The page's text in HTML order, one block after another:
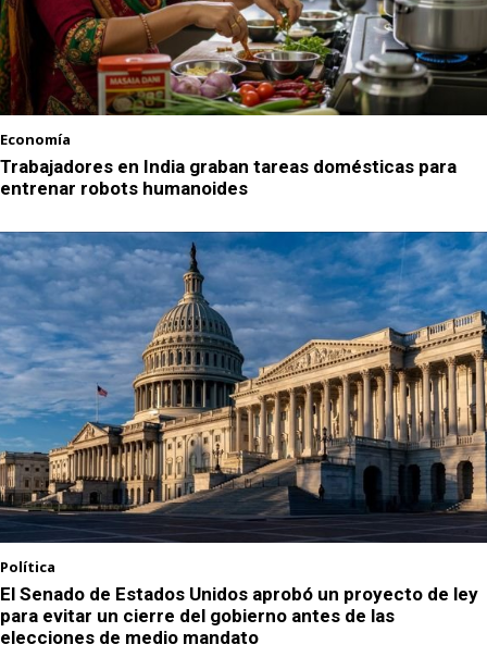
Economía
Trabajadores en India graban tareas domésticas para
entrenar robots humanoides
Política
El Senado de Estados Unidos aprobó un proyecto de ley
para evitar un cierre del gobierno antes de las
elecciones de medio mandato